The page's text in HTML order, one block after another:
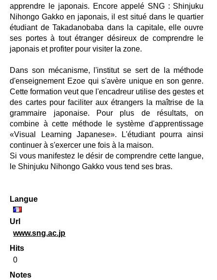
apprendre le japonais. Encore appelé SNG : Shinjuku
Nihongo Gakko en japonais, il est situé dans le quartier
étudiant de Takadanobaba dans la capitale, elle ouvre
ses portes à tout étranger désireux de comprendre le
japonais et profiter pour visiter la zone.
Dans son mécanisme, l'institut se sert de la méthode
d'enseignement Ezoe qui s'avère unique en son genre.
Cette formation veut que l'encadreur utilise des gestes et
des cartes pour faciliter aux étrangers la maîtrise de la
grammaire japonaise. Pour plus de résultats, on
combine à cette méthode le système d'apprentissage
«Visual Learning Japanese». L'étudiant pourra ainsi
continuer à s'exercer une fois à la maison.
Si vous manifestez le désir de comprendre cette langue,
le Shinjuku Nihongo Gakko vous tend ses bras.
Langue
Url
www.sng.ac.jp
Hits
0
Notes